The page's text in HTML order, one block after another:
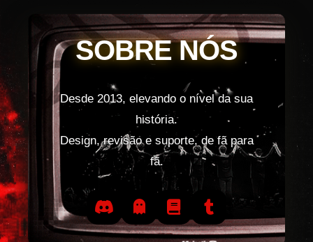
SOBRE NÓS
Desde 2013, elevando o nível da sua
história.
Design, revisão e suporte, de fã para
fã.